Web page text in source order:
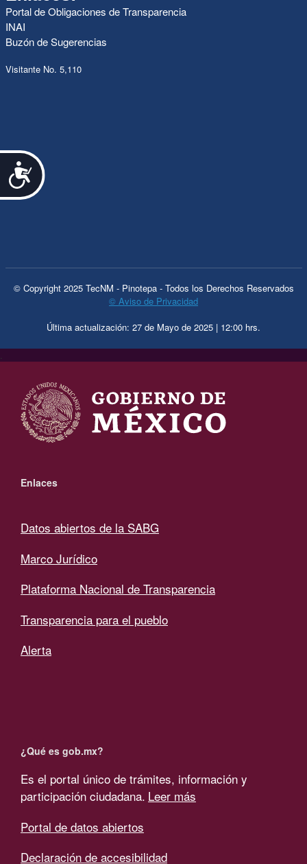
Accesibilidad
Portal de Obligaciones de Transparencia
INAI
Buzón de Sugerencias
Visitante No. 5,110
© Copyright 2025 TecNM - Pinotepa - Todos los Derechos Reservados
© Aviso de Privacidad
Última actualización: 27 de Mayo de 2025 | 12:00 hrs.
.
Enlaces
Datos abiertos de la SABG
Marco Jurídico
Plataforma Nacional de Transparencia
Transparencia para el pueblo
Alerta
¿Qué es gob.mx?
Es el portal único de trámites, información y
participación ciudadana. Leer más
Portal de datos abiertos
Declaración de accesibilidad